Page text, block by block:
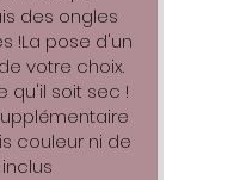
des ongles
!La pose d'un
votre choix.
qu'il soit sec !
couleur ni de